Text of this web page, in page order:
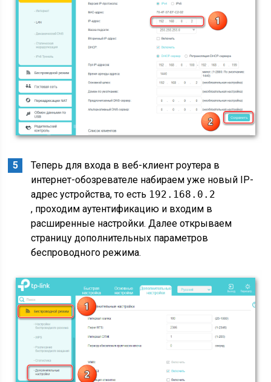
Теперь для входа в веб-клиент роутера в
интернет-обозревателе набираем уже новый IP-
адрес устройства, то есть 192.168.0.2
, проходим аутентификацию и входим в
расширенные настройки. Далее открываем
страницу дополнительных параметров
беспроводного режима.